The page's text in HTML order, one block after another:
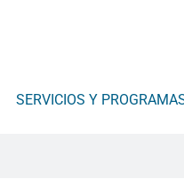
SERVICIOS Y